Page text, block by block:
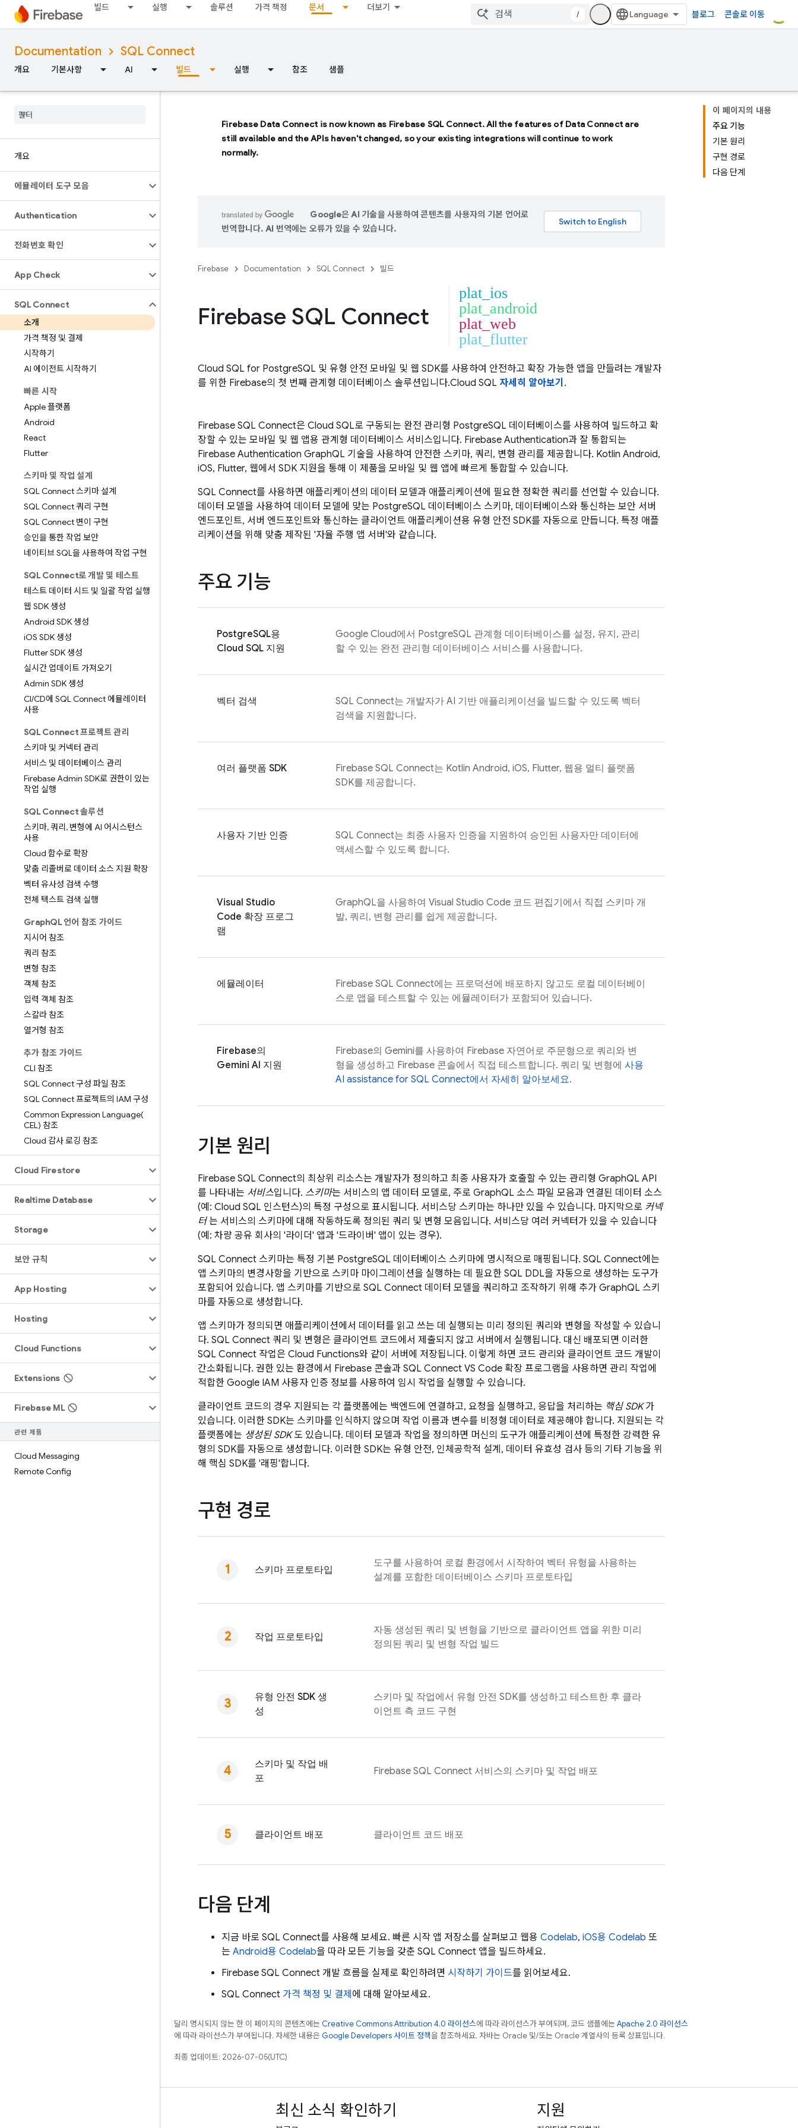
빌드 실행 솔루션 가격 책정 문서 더보기
/ 블로그 콘솔로 이동
Documentation SQL Connect
개요 기본사항 AI 빌드 실행 참조 샘플
개요
에뮬레이터 도구 모음
Authentication
전화번호 확인
App Check
SQL Connect
소개
가격 책정 및 결제
시작하기
AI 에이전트 시작하기
빠른 시작
Apple 플랫폼
Android
React
Flutter
스키마 및 작업 설계
SQL Connect 스키마 설계
SQL Connect 쿼리 구현
SQL Connect 변이 구현
승인을 통한 작업 보안
네이티브 SQL을 사용하여 작업 구현
SQL Connect로 개발 및 테스트
테스트 데이터 시드 및 일괄 작업 실행
웹 SDK 생성
Android SDK 생성
iOS SDK 생성
Flutter SDK 생성
실시간 업데이트 가져오기
Admin SDK 생성
CI/CD에 SQL Connect 에뮬레이터
사용
SQL Connect 프로젝트 관리
스키마 및 커넥터 관리
서비스 및 데이터베이스 관리
Firebase Admin SDK로 권한이 있는
작업 실행
SQL Connect 솔루션
스키마,쿼리, 변형에 AI 어시스턴스
사용
Cloud 함수로 확장
맞춤 리졸버로 데이터 소스 지원 확장
벡터 유사성 검색 수행
전체 텍스트 검색 실행
GraphQL 언어 참조 가이드
지시어 참조
쿼리 참조
변형 참조
객체 참조
입력 객체 참조
스칼라 참조
열거형 참조
추가 참조 가이드
CLI 참조
SQL Connect 구성 파일 참조
SQL Connect 프로젝트의 IAM 구성
Common Expression Language(
CEL) 참조
Cloud 감사 로깅 참조
Cloud Firestore
Realtime Database
Storage
보안 규칙
App Hosting
Hosting
Cloud Functions
Extensions
Firebase ML
관련 제품
Cloud Messaging
Remote Config
이 페이지의 내용
주요 기능
기본 원리
구현 경로
다음 단계
Firebase Data Connectis now known as Firebase SQL Connect. All the features of Data Connectare
still available and the APIs haven't changed, so your existing integrations will continue to work
normally.
Google은 AI 기술을 사용하여 콘텐츠를 사용자의 기본 언어로
번역합니다. AI 번역에는 오류가 있을 수 있습니다.
Firebase Documentation SQL Connect 빌드
Firebase SQL Connect
plat_ios
plat_android
plat_web
plat_flutter
Cloud SQL for PostgreSQL 및 유형 안전 모바일 및 웹 SDK를 사용하여 안전하고 확장 가능한 앱을 만들려는 개발자
를 위한 Firebase의 첫 번째 관계형 데이터베이스 솔루션입니다.Cloud SQL 자세히 알아보기 .
Firebase SQL Connect은 Cloud SQL로 구동되는 완전 관리형 PostgreSQL 데이터베이스를 사용하여 빌드하고 확
장할 수 있는 모바일 및 웹 앱용 관계형 데이터베이스 서비스입니다. Firebase Authentication과 잘 통합되는
Firebase Authentication GraphQL 기술을 사용하여 안전한 스키마, 쿼리, 변형 관리를 제공합니다. Kotlin Android,
iOS, Flutter, 웹에서 SDK 지원을 통해 이 제품을 모바일 및 웹 앱에 빠르게 통합할 수 있습니다.
SQL Connect를 사용하면 애플리케이션의 데이터 모델과 애플리케이션에 필요한 정확한 쿼리를 선언할 수 있습니다.
데이터 모델을 사용하여 데이터 모델에 맞는 PostgreSQL 데이터베이스 스키마, 데이터베이스와 통신하는 보안 서버
엔드포인트, 서버 엔드포인트와 통신하는 클라이언트 애플리케이션용 유형 안전 SDK를 자동으로 만듭니다. 특정 애플
리케이션을 위해 맞춤 제작된 '자율 주행 앱 서버'와 같습니다.
주요 기능
PostgreSQL용
Cloud SQL 지원
Google Cloud에서 PostgreSQL 관계형 데이터베이스를 설정, 유지, 관리
할 수 있는 완전 관리형 데이터베이스 서비스를 사용합니다.
벡터 검색 SQL Connect는 개발자가 AI 기반 애플리케이션을 빌드할 수 있도록 벡터
검색을 지원합니다.
여러 플랫폼 SDK Firebase SQL Connect는 Kotlin Android, iOS, Flutter, 웹용 멀티 플랫폼
SDK를 제공합니다.
사용자 기반 인증 SQL Connect는 최종 사용자 인증을 지원하여 승인된 사용자만 데이터에
액세스할 수 있도록 합니다.
Visual Studio
Code 확장 프로그
램
GraphQL을 사용하여 Visual Studio Code 코드 편집기에서 직접 스키마 개
발, 쿼리, 변형 관리를 쉽게 제공합니다.
에뮬레이터 Firebase SQL Connect에는 프로덕션에 배포하지 않고도 로컬 데이터베이
스로 앱을 테스트할 수 있는 에뮬레이터가 포함되어 있습니다.
Firebase의
Gemini AI 지원
Firebase의 Gemini를 사용하여 Firebase 자연어로 주문형으로 쿼리와 변
형을 생성하고 Firebase 콘솔에서 직접 테스트합니다. 쿼리 및 변형에 사용
AI assistance for SQL Connect에서 자세히 알아보세요.
기본 원리
Firebase SQL Connect의 최상위 리소스는 개발자가 정의하고 최종 사용자가 호출할 수 있는 관리형 GraphQL API
를 나타내는 서비스입니다. 스키마는 서비스의 앱 데이터 모델로, 주로 GraphQL 소스 파일 모음과 연결된 데이터 소스
(예: Cloud SQL 인스턴스)의 특정 구성으로 표시됩니다. 서비스당 스키마는 하나만 있을 수 있습니다. 마지막으로 커넥
터는 서비스의 스키마에 대해 작동하도록 정의된 쿼리 및 변형 모음입니다. 서비스당 여러 커넥터가 있을 수 있습니다
(예: 차량 공유 회사의 '라이더' 앱과 '드라이버' 앱이 있는 경우).
SQL Connect 스키마는 특정 기본 PostgreSQL 데이터베이스 스키마에 명시적으로 매핑됩니다. SQL Connect에는
앱 스키마의 변경사항을 기반으로 스키마 마이그레이션을 실행하는 데 필요한 SQL DDL을 자동으로 생성하는 도구가
포함되어 있습니다. 앱 스키마를 기반으로 SQL Connect 데이터 모델을 쿼리하고 조작하기 위해 추가 GraphQL 스키
마를 자동으로 생성합니다.
앱 스키마가 정의되면 애플리케이션에서 데이터를 읽고 쓰는 데 실행되는 미리 정의된 쿼리와 변형을 작성할 수 있습니
다. SQL Connect 쿼리 및 변형은 클라이언트 코드에서 제출되지 않고 서버에서 실행됩니다. 대신 배포되면 이러한
SQL Connect 작업은 Cloud Functions와 같이 서버에 저장됩니다. 이렇게 하면 코드 관리와 클라이언트 코드 개발이
간소화됩니다. 권한 있는 환경에서 Firebase 콘솔과 SQL Connect VS Code 확장 프로그램을 사용하면 관리 작업에
적합한 Google IAM 사용자 인증 정보를 사용하여 임시 작업을 실행할 수 있습니다.
클라이언트 코드의 경우 지원되는 각 플랫폼에는 백엔드에 연결하고, 요청을 실행하고, 응답을 처리하는 핵심 SDK가
있습니다. 이러한 SDK는 스키마를 인식하지 않으며 작업 이름과 변수를 비정형 데이터로 제공해야 합니다. 지원되는 각
플랫폼에는 생성된 SDK도 있습니다. 데이터 모델과 작업을 정의하면 머신의 도구가 애플리케이션에 특정한 강력한 유
형의 SDK를 자동으로 생성합니다. 이러한 SDK는 유형 안전, 인체공학적 설계, 데이터 유효성 검사 등의 기타 기능을 위
해 핵심 SDK를 '래핑'합니다.
구현 경로
스키마 프로토타입
도구를 사용하여 로컬 환경에서 시작하여 벡터 유형을 사용하는
설계를 포함한 데이터베이스 스키마 프로토타입
작업 프로토타입
자동 생성된 쿼리 및 변형을 기반으로 클라이언트 앱을 위한 미리
정의된 쿼리 및 변형 작업 빌드
유형 안전 SDK 생
성
스키마 및 작업에서 유형 안전 SDK를 생성하고 테스트한 후 클라
이언트 측 코드 구현
스키마 및 작업 배
포
Firebase SQL Connect 서비스의 스키마 및 작업 배포
클라이언트 배포 클라이언트 코드 배포
다음 단계
지금 바로 SQL Connect를 사용해 보세요. 빠른 시작 앱 저장소를 살펴보고 웹용 Codelab, iOS용 Codelab 또
는 Android용 Codelab을 따라 모든 기능을 갖춘 SQL Connect 앱을 빌드하세요.
Firebase SQL Connect 개발 흐름을 실제로 확인하려면 시작하기 가이드를 읽어보세요.
SQL Connect 가격 책정 및 결제 에 대해 알아보세요.
달리 명시되지 않는 한 이 페이지의 콘텐츠에는 Creative Commons Attribution 4.0 라이선스에 따라 라이선스가 부여되며, 코드 샘플에는 Apache 2.0 라이선스
에 따라 라이선스가 부여됩니다. 자세한 내용은 Google Developers 사이트 정책을 참조하세요. 자바는 Oracle 및/또는 Oracle 계열사의 등록 상표입니다.
최종 업데이트: 2026-07-05(UTC)
최신 소식 확인하기 지원